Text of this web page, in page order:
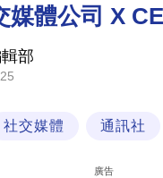
商
業
媒體公司 X
部
社交媒體 通訊社
廣告